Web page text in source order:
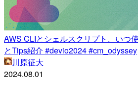
AWS CLIとシェルスクリプト、いつ
とTips紹介 #devio2024 #cm_odyssey
川原征大
2024.08.01